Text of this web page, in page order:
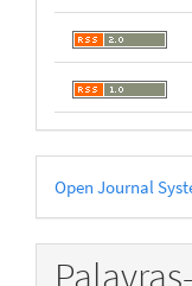
por
Open Journal